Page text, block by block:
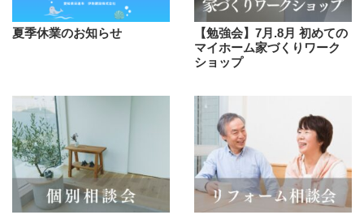
夏季休業のお知らせ
【勉強会】7月.8月 初めての
マイホーム家づくりワーク
ショップ